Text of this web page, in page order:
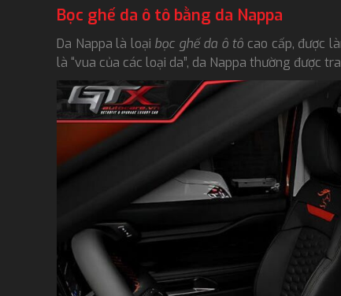
Bọc ghế da ô tô bằng da Nappa
Da Nappa là loại bọc ghế da ô tô cao cấp, được
là “vua của các loại da”, da Nappa thường được